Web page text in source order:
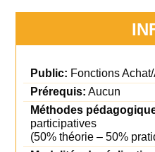
Public: Fonctions
Prérequis: Aucun
Méthodes
participatives
(50% théorie – 50%